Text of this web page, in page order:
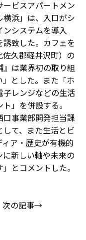
ビスアパートメン
浜」は、入口がシ
システムを導入
致した。カフェを
久郡軽井沢町）の
は業界初の取り組
とした。また「ホ
レンジなどの生活
」を併設する。
事業部開発担当課
て、また生活とビ
ア・歴史が有機的
新しい軸や未来の
とコメントした。
次の記事→